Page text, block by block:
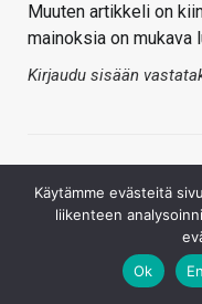
Muuten artikkeli on
mainoksia on mukava
Kirjaudu sisään
KoneenKokoaja
Käytämme evästeitä
liikenteen
Ok